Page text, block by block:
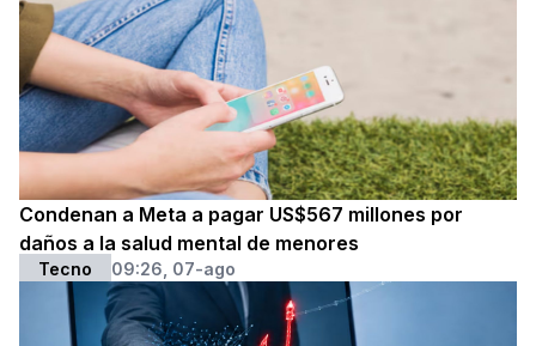
Condenan a Meta a pagar US$567 millones por
daños a la salud mental de menores
Tecno 09:26, 07-ago